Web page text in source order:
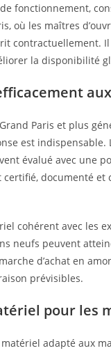
fonctionnement,
où les maîtres
contractuellement.
la disponibilité
aux
Paris et plus
est
évalué avec une
certifié, documenté
cohérent avec les
neufs peuvent
d’achat en
prévisibles.
pour les
adapté aux